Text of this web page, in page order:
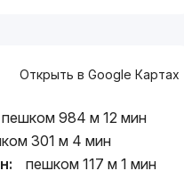
Открыть в Google Картах
984 м 12 мин
301 м 4 мин
пешком 117 м 1 мин